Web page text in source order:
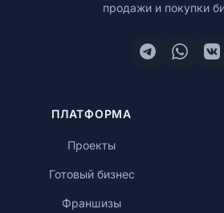
продажи и покупки
ПЛАТФОРМА
Проекты
Готовый бизнес
Франшизы